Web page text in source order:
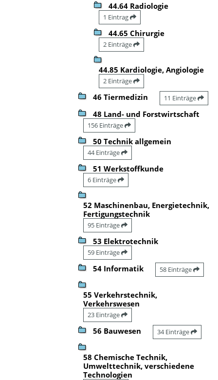
44.64 Radiologie
1 Eintrag
44.65 Chirurgie
2 Einträge
44.85 Kardiologie, Angiologie
2 Einträge
46 Tiermedizin 11 Einträge
48 Land- und Forstwirtschaft
156 Einträge
50 Technik allgemein
44 Einträge
51 Werkstoffkunde
6 Einträge
52 Maschinenbau, Energietechnik,
Fertigungstechnik
95 Einträge
53 Elektrotechnik
59 Einträge
54 Informatik 58 Einträge
55 Verkehrstechnik,
Verkehrswesen
23 Einträge
56 Bauwesen 34 Einträge
58 Chemische Technik,
Umwelttechnik, verschiedene
Technologien